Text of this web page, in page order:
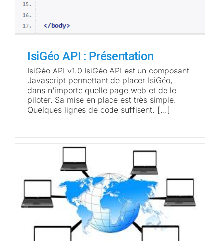
IsiGéo API : Présentation
IsiGéo API v1.0 IsiGéo API est un composant
Javascript permettant de placer IsiGéo,
dans n'importe quelle page web et de le
piloter. Sa mise en place est très simple.
Quelques lignes de code suffisent. [...]